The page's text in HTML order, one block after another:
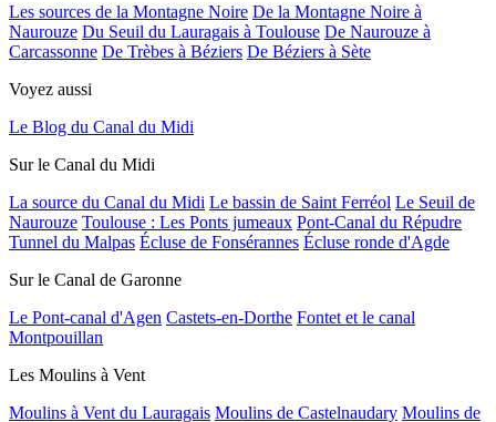
Les sources de la Montagne Noire De la Montagne Noire à
Naurouze Du Seuil du Lauragais à Toulouse De Naurouze à
Carcassonne De Trèbes à Béziers De Béziers à Sète
Voyez aussi
Le Blog du Canal du Midi
Sur le Canal du Midi
La source du Canal du Midi Le bassin de Saint Ferréol Le Seuil de
Naurouze Toulouse : Les Ponts jumeaux Pont-Canal du Répudre
Tunnel du Malpas Écluse de Fonsérannes Écluse ronde d'Agde
Sur le Canal de Garonne
Le Pont-canal d'Agen Castets-en-Dorthe Fontet et le canal
Montpouillan
Les Moulins à Vent
Moulins à Vent du Lauragais Moulins de Castelnaudary Moulins de